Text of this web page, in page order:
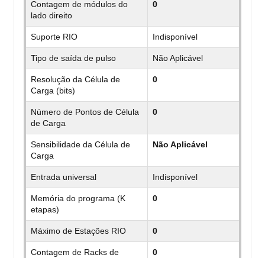
Contagem de módulos do
lado direito
0
Suporte RIO Indisponível
Tipo de saída de pulso Não Aplicável
Resolução da Célula de
Carga (bits)
0
Número de Pontos de Célula
de Carga
0
Sensibilidade da Célula de
Carga
Não Aplicável
Entrada universal Indisponível
Memória do programa (K
etapas)
0
Máximo de Estações RIO 0
Contagem de Racks de
0